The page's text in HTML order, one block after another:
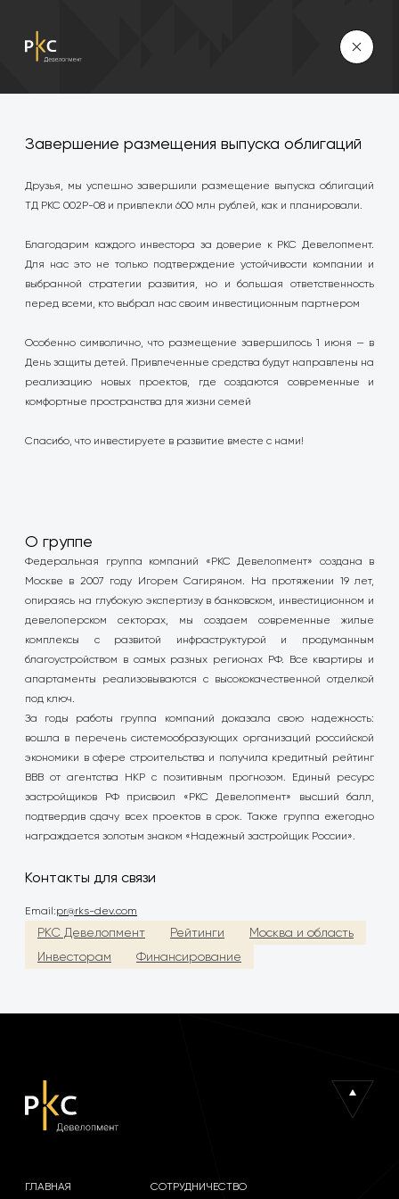
Завершение размещения выпуска облигаций
Друзья, мы успешно завершили размещение выпуска облигаций
ТД РКС 002Р-08 и привлекли 600 млн рублей, как и планировали.
Благодарим каждого инвестора за доверие к РКС Девелопмент.
Для нас это не только подтверждение устойчивости компании и
выбранной стратегии развития, но и большая ответственность
перед всеми, кто выбрал нас своим инвестиционным партнером
Особенно символично, что размещение завершилось 1 июня — в
День защиты детей. Привлеченные средства будут направлены на
реализацию новых проектов, где создаются современные и
комфортные пространства для жизни семей
Спасибо, что инвестируете в развитие вместе с нами!
О группе
Федеральная группа компаний «РКС Девелопмент» создана в
Москве в 2007 году Игорем Сагиряном. На протяжении 19 лет,
опираясь на глубокую экспертизу в банковском, инвестиционном и
девелоперском секторах, мы создаем современные жилые
комплексы с развитой инфраструктурой и продуманным
благоустройством в самых разных регионах РФ. Все квартиры и
апартаменты реализовываются с высококачественной отделкой
под ключ.
За годы работы группа компаний доказала свою надежность:
вошла в перечень системообразующих организаций российской
экономики в сфере строительства и получила кредитный рейтинг
BBB от агентства НКР с позитивным прогнозом. Единый ресурс
застройщиков РФ присвоил «РКС Девелопмент» высший балл,
подтвердив сдачу всех проектов в срок. Также группа ежегодно
награждается золотым знаком «Надежный застройщик России».
Контакты для связи
Email:pr@rks-dev.com
РКС Девелопмент Рейтинги
Москва и область
Инвесторам
Финансирование
ГЛАВНАЯ СОТРУДНИЧЕСТВО